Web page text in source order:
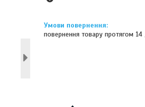
повернення товару протягом